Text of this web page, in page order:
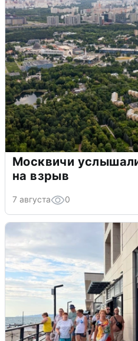
Москвичи
на взрыв
7 августа 0